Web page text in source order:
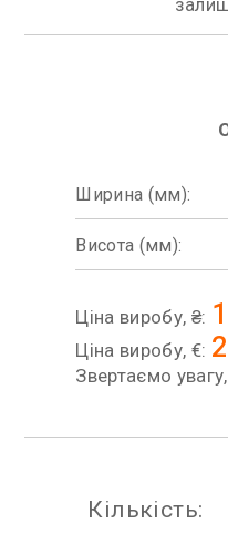
Ширина (мм):
Висота (мм):
Ціна виробу, ₴:
Ціна виробу, €:
Звертаємо
Кількість: